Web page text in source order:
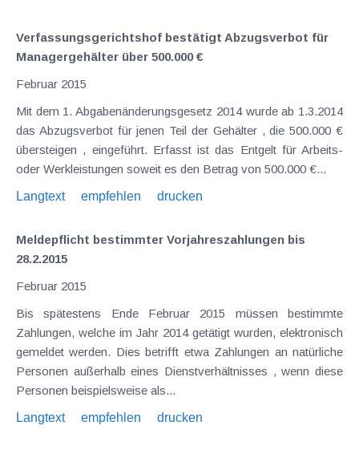
Verfassungsgerichtshof bestätigt Abzugsverbot für
Managergehälter über 500.000 €
Februar 2015
Mit dem 1. Abgabenänderungsgesetz 2014 wurde ab 1.3.2014
das Abzugsverbot für jenen Teil der Gehälter , die 500.000 €
übersteigen , eingeführt. Erfasst ist das Entgelt für Arbeits-
oder Werkleistungen soweit es den Betrag von 500.000 €...
Langtext
empfehlen drucken
Meldepflicht bestimmter Vorjahreszahlungen bis
28.2.2015
Februar 2015
Bis spätestens Ende Februar 2015 müssen bestimmte
Zahlungen, welche im Jahr 2014 getätigt wurden, elektronisch
gemeldet werden. Dies betrifft etwa Zahlungen an natürliche
Personen außerhalb eines Dienstverhältnisses , wenn diese
Personen beispielsweise als...
Langtext
empfehlen drucken